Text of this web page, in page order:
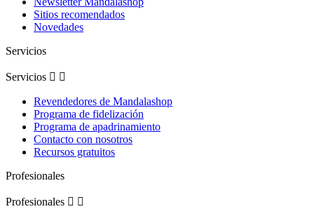
Sitios recomendados
Novedades
Servicios
Servicios  
Revendedores de Mandalashop
Programa de fidelización
Programa de apadrinamiento
Contacto con nosotros
Recursos gratuitos
Profesionales
Profesionales  